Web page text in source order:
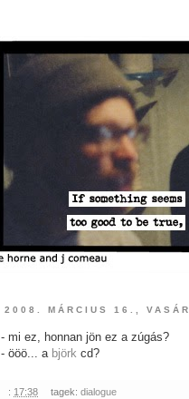
2008. MÁRCIUS 16.,
- mi ez, honnan jön ez a zúgás?
- ööö... a björk cd?
: 17:38 tagek: dialogue